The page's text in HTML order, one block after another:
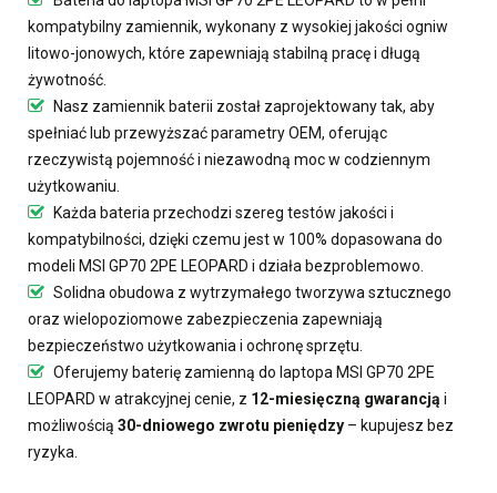
kompatybilny zamiennik, wykonany z wysokiej jakości ogniw
litowo-jonowych, które zapewniają stabilną pracę i długą
żywotność.
Nasz zamiennik baterii został zaprojektowany tak, aby
spełniać lub przewyższać parametry OEM, oferując
rzeczywistą pojemność i niezawodną moc w codziennym
użytkowaniu.
Każda bateria przechodzi szereg testów jakości i
kompatybilności, dzięki czemu jest w 100% dopasowana do
modeli MSI GP70 2PE LEOPARD i działa bezproblemowo.
Solidna obudowa z wytrzymałego tworzywa sztucznego
oraz wielopoziomowe zabezpieczenia zapewniają
bezpieczeństwo użytkowania i ochronę sprzętu.
Oferujemy baterię zamienną do laptopa MSI GP70 2PE
LEOPARD w atrakcyjnej cenie, z 12-miesięczną gwarancją i
możliwością 30-dniowego zwrotu pieniędzy – kupujesz bez
ryzyka.